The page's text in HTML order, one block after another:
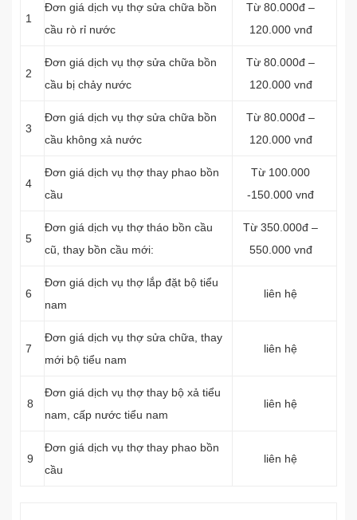
1
Đơn giá dịch vụ thợ sửa chữa bồn
cầu rò rỉ nước
Từ 80.000đ –
120.000 vnđ
2
Đơn giá dịch vụ thợ sửa chữa bồn
cầu bị chảy nước
Từ 80.000đ –
120.000 vnđ
3
Đơn giá dịch vụ thợ sửa chữa bồn
cầu không xả nước
Từ 80.000đ –
120.000 vnđ
4
Đơn giá dịch vụ thợ thay phao bồn
cầu
Từ 100.000
-150.000 vnđ
5
Đơn giá dịch vụ thợ tháo bồn cầu
cũ, thay bồn cầu mới:
Từ 350.000đ –
550.000 vnđ
6
Đơn giá dịch vụ thợ lắp đặt bộ tiểu
nam
liên hệ
7
Đơn giá dịch vụ thợ sửa chữa, thay
mới bộ tiểu nam
liên hệ
8
Đơn giá dịch vụ thợ thay bộ xả tiểu
nam, cấp nước tiểu nam
liên hệ
9
Đơn giá dịch vụ thợ thay phao bồn
cầu
liên hệ